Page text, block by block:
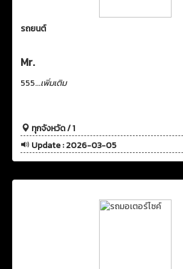
รถยนต์
Mr.
555...เพิ่มเติม
ทุกจังหวัด / 1
Update : 2026-03-05